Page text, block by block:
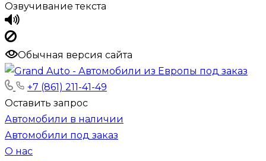
Озвучивание текста
Обычная версия сайта
+7 (861) 211-41-49
Оставить запрос
Автомобили в наличии
Автомобили под заказ
О нас